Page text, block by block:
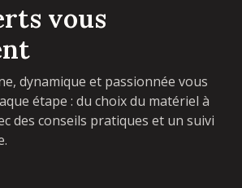
vous
dynamique et passionnée vous
étape : du choix du matériel à
des conseils pratiques et un suivi